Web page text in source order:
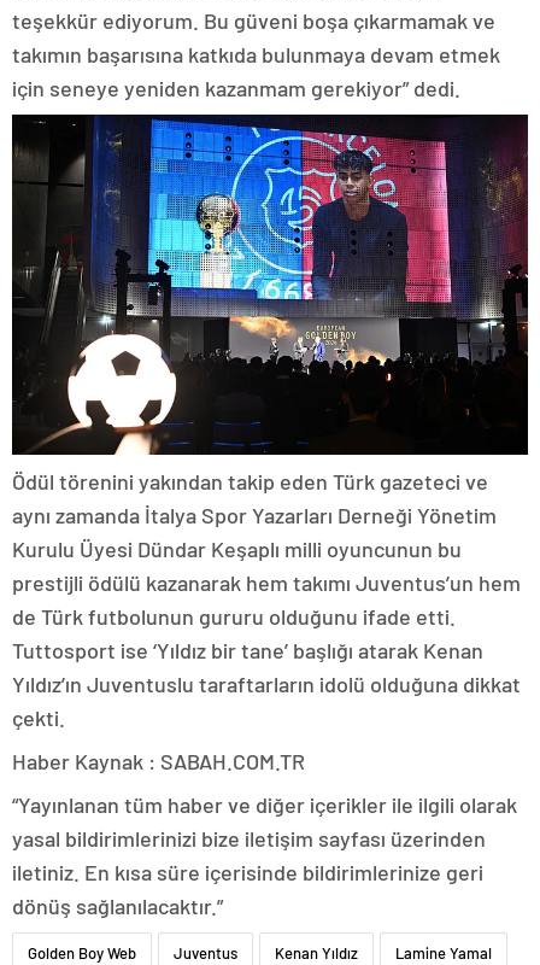
teşekkür ediyorum. Bu güveni boşa çıkarmamak ve
takımın başarısına katkıda bulunmaya devam etmek
için seneye yeniden kazanmam gerekiyor” dedi.
Ödül törenini yakından takip eden Türk gazeteci ve
aynı zamanda İtalya Spor Yazarları Derneği Yönetim
Kurulu Üyesi Dündar Keşaplı milli oyuncunun bu
prestijli ödülü kazanarak hem takımı Juventus’un hem
de Türk futbolunun gururu olduğunu ifade etti.
Tuttosport ise ‘Yıldız bir tane’ başlığı atarak Kenan
Yıldız’ın Juventuslu taraftarların idolü olduğuna dikkat
çekti.
Haber Kaynak : SABAH.COM.TR
“Yayınlanan tüm haber ve diğer içerikler ile ilgili olarak
yasal bildirimlerinizi bize iletişim sayfası üzerinden
iletiniz. En kısa süre içerisinde bildirimlerinize geri
dönüş sağlanılacaktır.”
Golden Boy Web Juventus Kenan Yıldız Lamine Yamal